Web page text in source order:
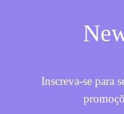
Inscreva-se para